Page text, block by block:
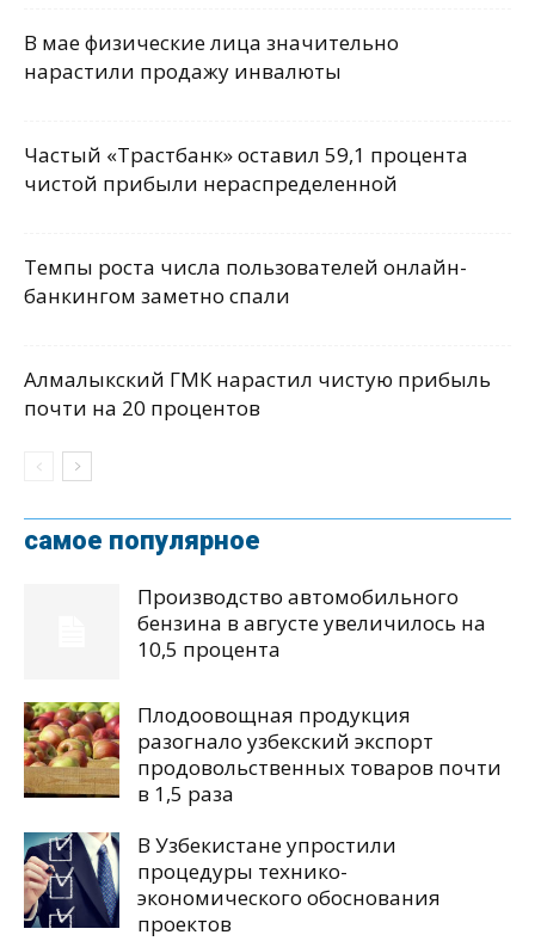
В мае физические лица значительно
нарастили продажу инвалюты
Частый «Трастбанк» оставил 59,1 процента
чистой прибыли нераспределенной
Темпы роста числа пользователей онлайн-
банкингом заметно спали
Алмалыкский ГМК нарастил чистую прибыль
почти на 20 процентов
самое популярное
Производство автомобильного
бензина в августе увеличилось на
10,5 процента
Плодоовощная продукция
разогнало узбекский экспорт
продовольственных товаров почти
в 1,5 раза
В Узбекистане упростили
процедуры технико-
экономического обоснования
проектов